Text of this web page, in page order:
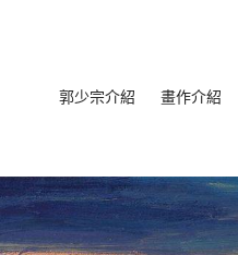
郭少宗介紹 畫作介紹